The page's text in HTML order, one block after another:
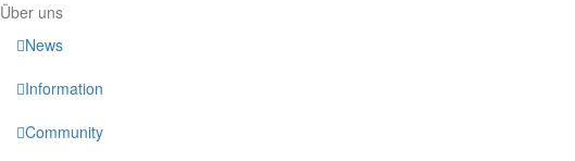
Über uns
News
Information
Community